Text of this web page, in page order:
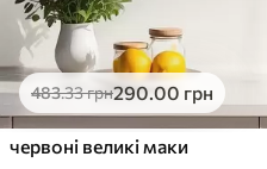
483.33грн290.00 грн
червоні великі маки